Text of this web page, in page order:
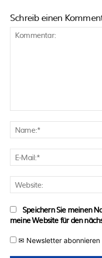
Schreib einen
Speichern Sie meinen
meine Website für den
✉ Newsletter